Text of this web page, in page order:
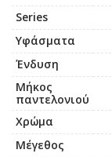
Series
Υφάσματα
Ένδυση
Μήκος
παντελονιού
Χρώμα
Μέγεθος